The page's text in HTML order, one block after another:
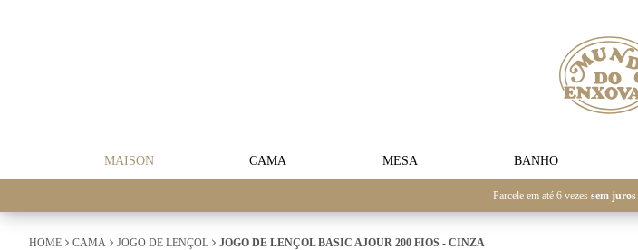
MAISON CAMA MESA BANHO
Parcele em até 6 vezes sem juros
HOME CAMA JOGO DE LENÇOL JOGO DE LENÇOL BASIC AJOUR 200 FIOS - CINZA